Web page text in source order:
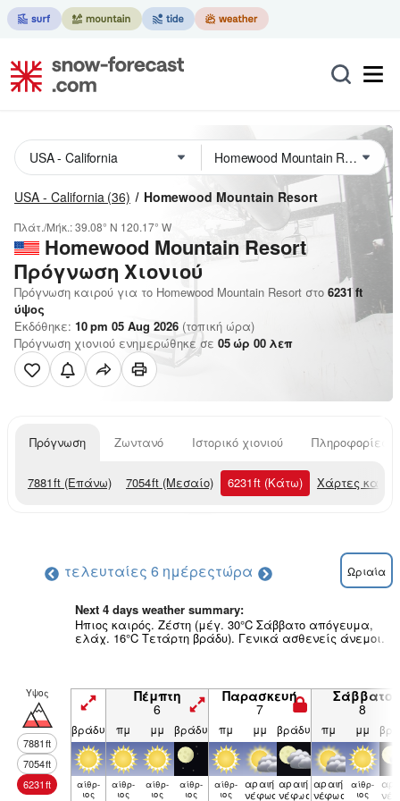
USA - California (36) Homewood Mountain Resort
Πλάτ./Μήκ.:39.08° N 120.17° W
Homewood Mountain Resort
Πρόγνωση Χιονιού
Πρόγνωση καιρού για το Homewood Mountain Resort στο 6231ft
ύψος
Εκδόθηκε: 10 pm 05 Aug 2026 (τοπική ώρα)
Πρόγνωση χιονιού ενημερώθηκε σε 05ώρ 00 λεπ
Πρόγνωση Ζωντανό Ιστορικό χιονιού Πληροφορίες
7881ft (Επάνω) 7054ft (Μεσαίο) 6231ft (Κάτω) Χάρτες
τελευταίες 6 ημέρεςτώρα Ωριαία
Next 4 days weather summary:
Ηπιος καιρός. Ζέστη (μέγ. 30°C Σάββατο απόγευμα,
ελάχ. 16°C Τετάρτη βράδυ). Γενικά ασθενείς άνεμοι.
Υψος
7881ft
7054ft
6231ft
Πέμπτη
6
Παρασκευή
7
Σάββατο
8
βράδυ πμ μμ βράδυ πμ μμ βράδυ πμ μμ
αίθρ­
ιος
αίθρ­
ιος
αίθρ­
ιος
αίθρ­
ιος
αίθρ­
ιος
αραιή
νέφωση
αραιή
νέφωση
αραιή
νέφωση
αίθρ­
ιος